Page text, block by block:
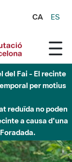
CA ES
del Fai - El recinte
per motius
reduïda no poden
a causa d'una